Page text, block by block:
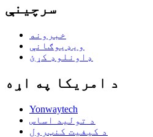
سرچینې
خبرونه
ویډیوګانې
ډاونلوډ کړئ
د امریکا په اړه
Yonwaytech
د تولید اساس
د کیفیت کنټرول